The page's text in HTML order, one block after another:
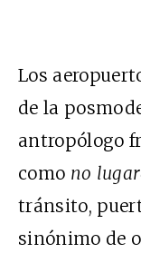
Los
de la
antropólogo
como no
tránsito,
sinónimo de